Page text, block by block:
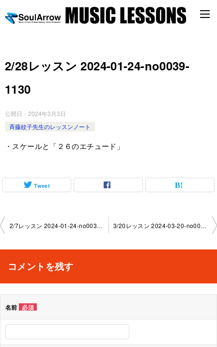
2/28レッスン 2024-01-24-no0039-
1130
公開日： 2024年3月3日
斉藤紋子先生のレッスンノート
・スケールと「２６のエチュード」
Tweet
投
ビ
シ
2/7レッスン 2024-01-24-no0039-1130 3/20レッスン 2024-03-20-no0039-1130
コメントを残す
名前 必須